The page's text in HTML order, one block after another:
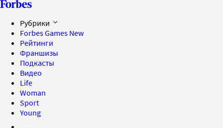
Рубрики
Forbes Games New
Рейтинги
Франшизы
Подкасты
Видео
Life
Woman
Sport
Young